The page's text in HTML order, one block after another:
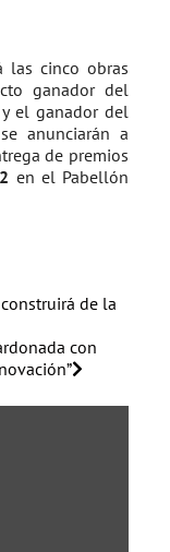
las cinco obras
ganador del
el ganador del
anunciarán a
de premios
en el Pabellón
de la
con